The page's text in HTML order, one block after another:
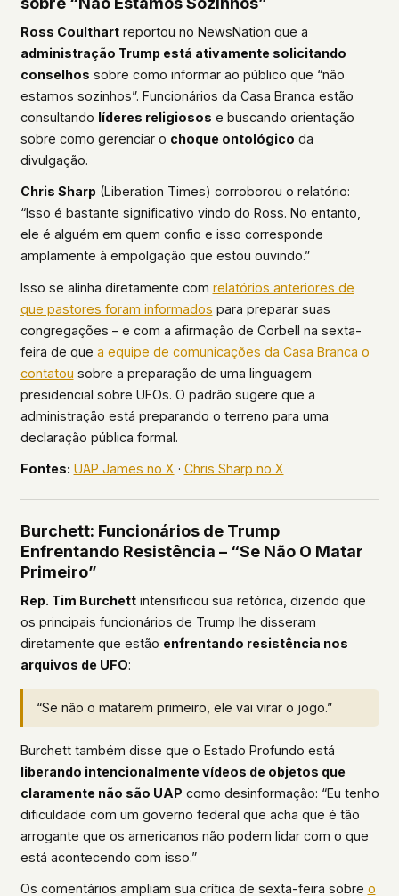
This isn't a privacy policy written by lawyers to
protect us. It's a promise written by us to protect
you. If we ever add analytics, tracking, or third-
party scripts, we'll say so here first – and you
should stop trusting us.
Ross Coulthartreportou no NewsNation que a
administração Trump está ativamente solicitando
conselhos sobre como informar ao público que “não
estamos sozinhos”. Funcionários da Casa Branca estão
consultando líderes religiosos e buscando orientação
sobre como gerenciar o choque ontológico da
divulgação.
Chris Sharp (Liberation Times) corroborou o relatório:
“Isso é bastante significativo vindo do Ross. No entanto,
ele é alguém em quem confio e isso corresponde
amplamente à empolgação que estou ouvindo.”
Isso se alinha diretamente com relatórios anteriores de
que pastores foram informados para preparar suas
congregações – e com a afirmação de Corbell na sexta-
feira de que a equipe de comunicações da Casa Branca o
contatou sobre a preparação de uma linguagem
presidencial sobre UFOs. O padrão sugere que a
administração está preparando o terreno para uma
declaração pública formal.
Fontes: UAP James no X · Chris Sharp no X
Burchett: Funcionários de Trump
Enfrentando Resistência – “Se Não O Matar
Primeiro”
Rep. Tim Burchettintensificou sua retórica, dizendo que
os principais funcionários de Trump lhe disseram
diretamente que estão enfrentando resistência nos
arquivos de UFO:
“Se não o matarem primeiro, ele vai virar o jogo.”
Burchett também disse que o Estado Profundo está
liberando intencionalmente vídeos de objetos que
claramente não são UAP como desinformação: “Eu tenho
dificuldade com um governo federal que acha que é tão
arrogante que os americanos não podem lidar com o que
está acontecendo com isso.”
Os comentários ampliam sua crítica de sexta-feira sobre o